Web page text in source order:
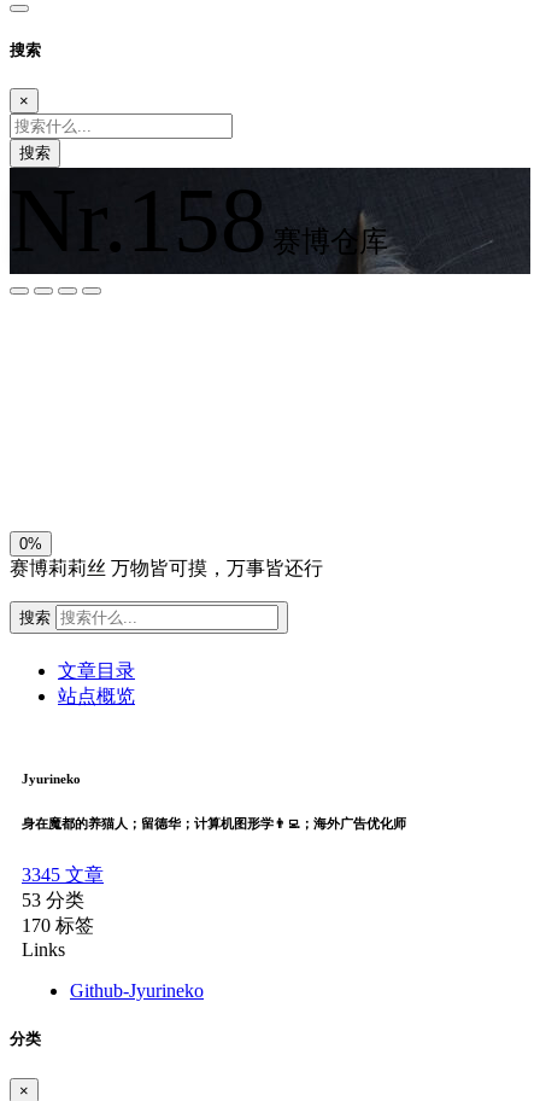
搜索
×
搜索
Nr.158 赛博仓库
0%
赛博莉莉丝 万物皆可摸，万事皆还行
搜索
文章目录
站点概览
Jyurineko
身在魔都的养猫人；留德华；计算机图形学👨‍💻；海外广告优化师
3345 文章
53 分类
170 标签
Links
Github-Jyurineko
分类
×